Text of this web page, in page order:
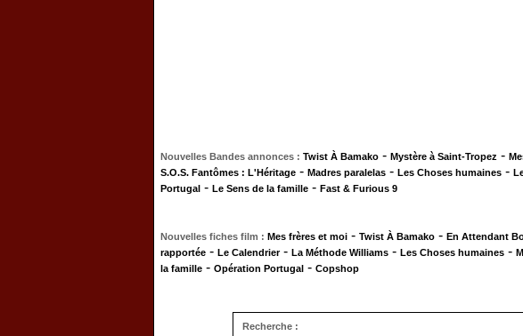
Nouvelles Bandes annonces : Twist À Bamako - Mystère à Saint-Tropez -
S.O.S. Fantômes : L'Héritage - Madres paralelas - Les Choses humaines -
Portugal - Le Sens de la famille - Fast & Furious 9
Nouvelles fiches film : Mes frères et moi - Twist À Bamako - En Attendant
rapportée - Le Calendrier- La Méthode Williams - Les Choses humaines -
la famille - Opération Portugal - Copshop
Recherche :